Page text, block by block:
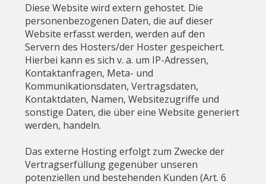
Diese Website wird extern gehostet. Die
personenbezogenen Daten, die auf dieser
Website erfasst werden, werden auf den
Servern des Hosters/der Hoster gespeichert.
Hierbei kann es sich v. a. um IP-Adressen,
Kontaktanfragen, Meta- und
Kommunikationsdaten, Vertragsdaten,
Kontaktdaten, Namen, Websitezugriffe und
sonstige Daten, die über eine Website generiert
werden, handeln.
Das externe Hosting erfolgt zum Zwecke der
Vertragserfüllung gegenüber unseren
potenziellen und bestehenden Kunden (Art. 6